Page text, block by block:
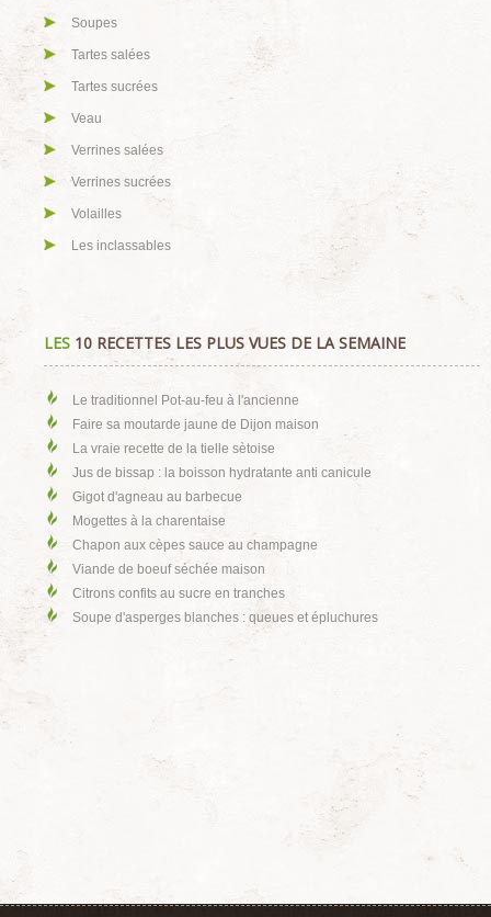
Soupes
Tartes salées
Tartes sucrées
Veau
Verrines salées
Verrines sucrées
Volailles
Les inclassables
LES 10 RECETTES LES PLUS VUES DE LA SEMAINE
Le traditionnel Pot-au-feu à l'ancienne
Faire sa moutarde jaune de Dijon maison
La vraie recette de la tielle sètoise
Jus de bissap : la boisson hydratante anti canicule
Gigot d'agneau au barbecue
Mogettes à la charentaise
Chapon aux cèpes sauce au champagne
Viande de boeuf séchée maison
Citrons confits au sucre en tranches
Soupe d'asperges blanches : queues et épluchures